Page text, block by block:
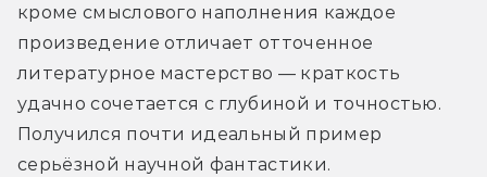
кроме смыслового наполнения каждое
произведение отличает отточенное
литературное мастерство — краткость
Получился почти идеальный пример
серьёзной научной фантастики.